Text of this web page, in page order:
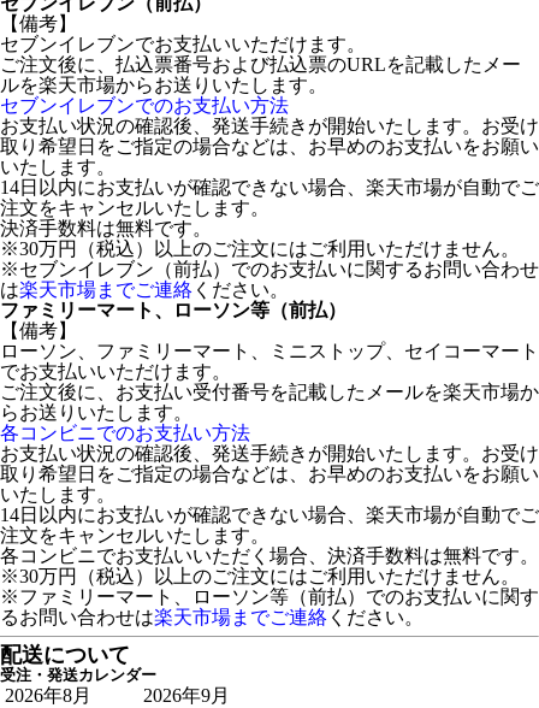
【備考】
セブンイレブンでお支払いいただけます。
ご注文後に、払込票番号および払込票のURLを記載したメー
ルを楽天市場からお送りいたします。
セブンイレブンでのお支払い方法
お支払い状況の確認後、発送手続きが開始いたします。お受け
取り希望日をご指定の場合などは、お早めのお支払いをお願い
いたします。
14日以内にお支払いが確認できない場合、楽天市場が自動でご
注文をキャンセルいたします。
決済手数料は無料です。
※30万円（税込）以上のご注文にはご利用いただけません。
※セブンイレブン（前払）でのお支払いに関するお問い合わせ
は楽天市場までご連絡 ください。
ファミリーマート、ローソン等（前払）
【備考】
ローソン、ファミリーマート、ミニストップ、セイコーマート
でお支払いいただけます。
ご注文後に、お支払い受付番号を記載したメールを楽天市場か
らお送りいたします。
各コンビニでのお支払い方法
お支払い状況の確認後、発送手続きが開始いたします。お受け
取り希望日をご指定の場合などは、お早めのお支払いをお願い
いたします。
14日以内にお支払いが確認できない場合、楽天市場が自動でご
注文をキャンセルいたします。
各コンビニでお支払いいただく場合、決済手数料は無料です。
※30万円（税込）以上のご注文にはご利用いただけません。
※ファミリーマート、ローソン等（前払）でのお支払いに関す
るお問い合わせは楽天市場までご連絡 ください。
配送について
受注・発送カレンダー
2026年8月
2026年9月